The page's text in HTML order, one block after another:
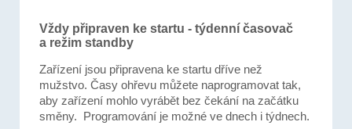
Vždy připraven ke startu - týdenní časovač
a režim standby
Zařízení jsou připravena ke startu dříve než
mužstvo. Časy ohřevu můžete naprogramovat tak,
aby zařízení mohlo vyrábět bez čekání na začátku
směny. Programování je možné ve dnech i týdnech.